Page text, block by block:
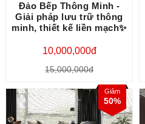
Đảo Bếp Thông Minh -
Giải pháp lưu trữ thông
minh, thiết kế liền mạch✨
10,000,000đ
15,000,000đ
Giảm
50%